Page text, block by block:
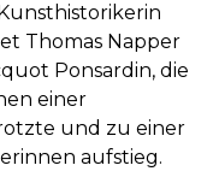
Thomas Napper
Ponsardin, die
einer
und zu einer
aufstieg.